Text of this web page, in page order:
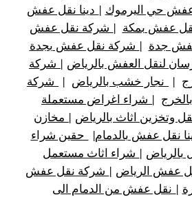
عفش حي اليرموك | دينا نقل عفش
عفش بمكة | شركة نقل عفش
جدة | شركة نقل عفش بجدة
لنقل العفش بالرياض | شركة
| نجار خشب بالرياض |
شركة
| شراء اغراض مستعملة
وتخزين اثاث بالرياض | مخازن
نقل عفش بالدمام|
حقين شراء
بالرياض | شراء اثاث مستعمل
عفش الرياض | شركة نقل عفش
| نقل عفش من الدمام الى